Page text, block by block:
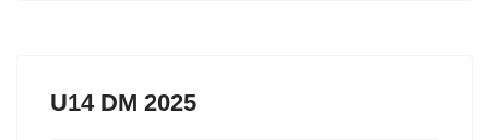
U14 DM 2025